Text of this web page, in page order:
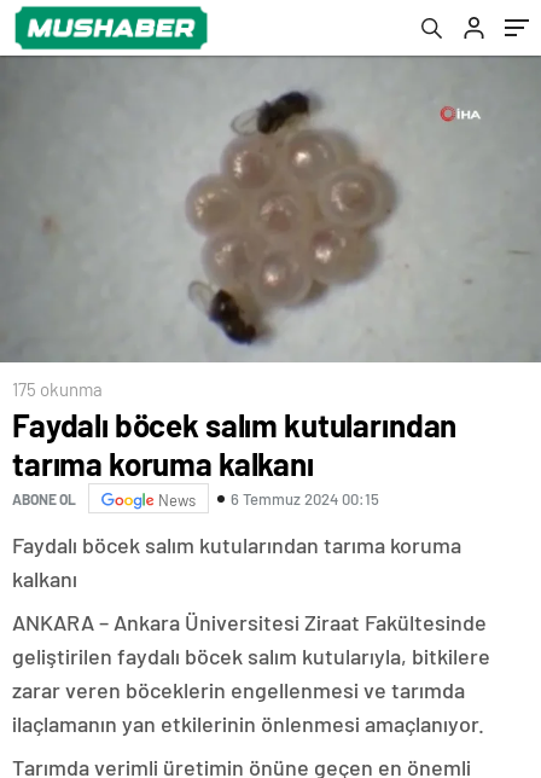
175 okunma
Faydalı böcek salım kutularından
tarıma koruma kalkanı
ABONE OL News 6 Temmuz 2024 00:15
Faydalı böcek salım kutularından tarıma koruma
kalkanı
ANKARA – Ankara Üniversitesi Ziraat Fakültesinde
geliştirilen faydalı böcek salım kutularıyla, bitkilere
zarar veren böceklerin engellenmesi ve tarımda
ilaçlamanın yan etkilerinin önlenmesi amaçlanıyor.
Tarımda verimli üretimin önüne geçen en önemli